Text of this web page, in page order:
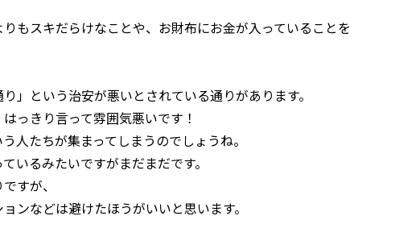
もスキだらけなことや、お財布にお金が入っていることを
」という治安が悪いとされている通りがあります。
っきり言って雰囲気悪いです！
人たちが集まってしまうのでしょうね。
いるみたいですがまだまだです。
すが、
ンなどは避けたほうがいいと思います。